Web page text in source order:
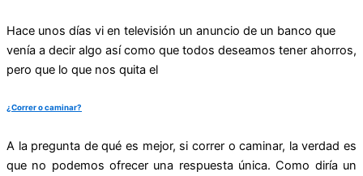
Hace unos días vi en televisión un anuncio de un banco que
venía a decir algo así como que todos deseamos tener ahorros,
pero que lo que nos quita el
¿Correr o caminar?
A la pregunta de qué es mejor, si correr o caminar, la verdad es
que no podemos ofrecer una respuesta única. Como diría un